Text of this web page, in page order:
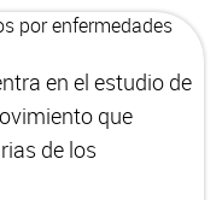
por enfermedades
en el estudio de
que
de los